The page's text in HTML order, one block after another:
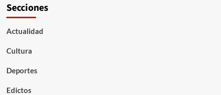
Secciones
Actualidad
Cultura
Deportes
Edictos